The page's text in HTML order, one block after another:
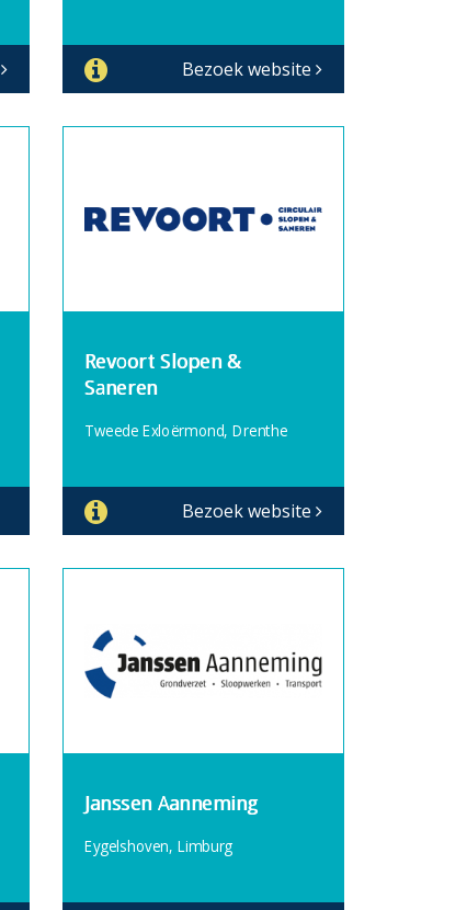
Bezoek website
Revoort Slopen &
Saneren
Tweede Exloërmond, Drenthe
Bezoek website
Janssen Aanneming
Eygelshoven, Limburg